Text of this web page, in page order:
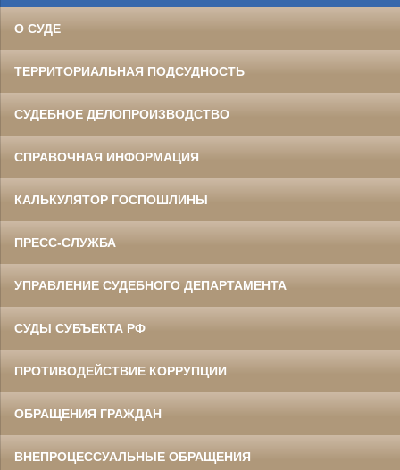
О СУДЕ
ТЕРРИТОРИАЛЬНАЯ ПОДСУДНОСТЬ
СУДЕБНОЕ ДЕЛОПРОИЗВОДСТВО
СПРАВОЧНАЯ ИНФОРМАЦИЯ
КАЛЬКУЛЯТОР ГОСПОШЛИНЫ
ПРЕСС-СЛУЖБА
УПРАВЛЕНИЕ СУДЕБНОГО ДЕПАРТАМЕНТА
СУДЫ СУБЪЕКТА РФ
ПРОТИВОДЕЙСТВИЕ КОРРУПЦИИ
ОБРАЩЕНИЯ ГРАЖДАН
ВНЕПРОЦЕССУАЛЬНЫЕ ОБРАЩЕНИЯ